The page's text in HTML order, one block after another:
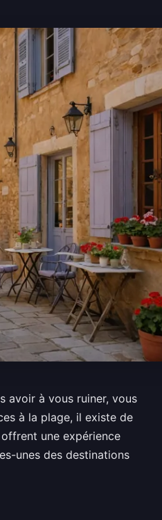
avoir à vous ruiner, vous
à la plage, il existe de
une expérience
unes des destinations